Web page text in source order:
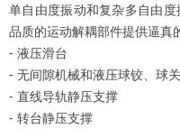
单自由度振动和复杂多自由
品质的运动解耦部件提供逼真
- 液压滑台
- 无间隙机械和液压球铰、球
- 直线导轨静压支撑
- 转台静压支撑